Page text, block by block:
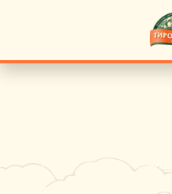
Пирожные